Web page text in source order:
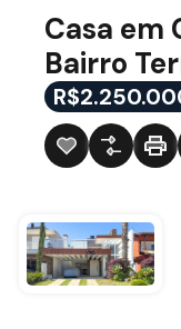
Casa em
Bairro